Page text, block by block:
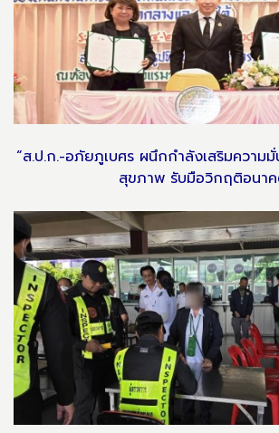
“ส.ป.ก.-อภัยภูเบศร ผนึกกำลังเสริมความ
สุขภาพ รับมือวิกฤติอนา